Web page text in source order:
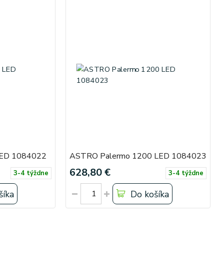
1084022
3-4 týždne
ASTRO Palermo 1200 LED 1084023
628,80 € 3-4 týždne
Do košíka